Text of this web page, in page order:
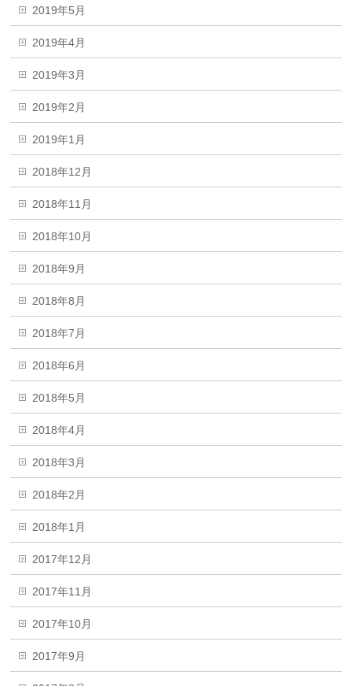
2019年5月
2019年4月
2019年3月
2019年2月
2019年1月
2018年12月
2018年11月
2018年10月
2018年9月
2018年8月
2018年7月
2018年6月
2018年5月
2018年4月
2018年3月
2018年2月
2018年1月
2017年12月
2017年11月
2017年10月
2017年9月